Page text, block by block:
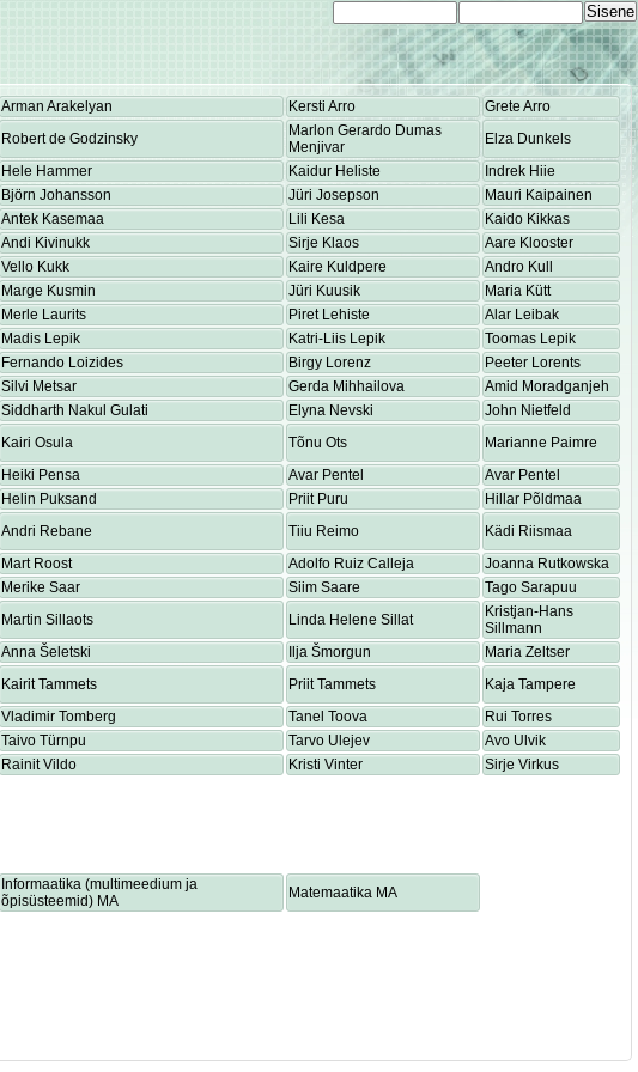
Arman Arakelyan Kersti Arro
Grete Arro
Robert de Godzinsky
Marlon Gerardo Dumas
Menjivar
Elza Dunkels
Hele Hammer Kaidur Heliste
Indrek Hiie
Björn Johansson Jüri Josepson
Mauri Kaipainen
Antek Kasemaa Lili Kesa
Kaido Kikkas
Andi Kivinukk Sirje Klaos
Aare Klooster
Vello Kukk Kaire Kuldpere
Andro Kull
Marge Kusmin Jüri Kuusik
Maria Kütt
Merle Laurits Piret Lehiste
Alar Leibak
Madis Lepik Katri-Liis Lepik
Toomas Lepik
Fernando Loizides Birgy Lorenz
Peeter Lorents
Silvi Metsar Gerda Mihhailova
Amid Moradganjeh
Siddharth Nakul Gulati Elyna Nevski
John Nietfeld
Kairi Osula Tõnu Ots
Marianne Paimre
Heiki Pensa Avar Pentel
Avar Pentel
Helin Puksand Priit Puru
Hillar Põldmaa
Andri Rebane Tiiu Reimo
Kädi Riismaa
Mart Roost Adolfo Ruiz Calleja
Joanna Rutkowska
Merike Saar Siim Saare
Tago Sarapuu
Martin Sillaots Linda Helene Sillat
Kristjan-Hans
Sillmann
Anna Šeletski Ilja Šmorgun
Maria Zeltser
Kairit Tammets Priit Tammets
Kaja Tampere
Vladimir Tomberg Tanel Toova
Rui Torres
Taivo Türnpu Tarvo Ulejev
Avo Ulvik
Rainit Vildo Kristi Vinter
Sirje Virkus
Informaatika (multimeedium ja
õpisüsteemid) MA
Matemaatika MA